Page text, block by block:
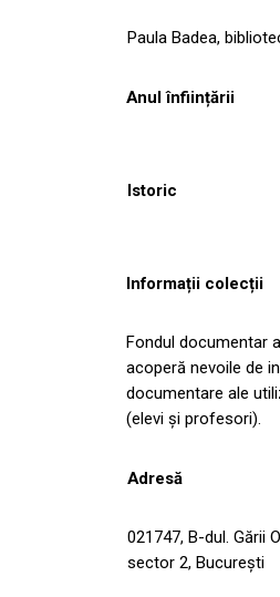
Paula Badea,
Anul înființării
Istoric
Informații colecții
Fondul documentar
acoperă nevoile de
documentare ale
(elevi și profesori).
Adresă
021747, B-dul. Gării
sector 2, București